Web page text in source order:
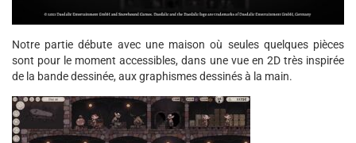
Notre partie débute avec une maison où seules quelques pièces
sont pour le moment accessibles, dans une vue en 2D très inspirée
de la bande dessinée, aux graphismes dessinés à la main.